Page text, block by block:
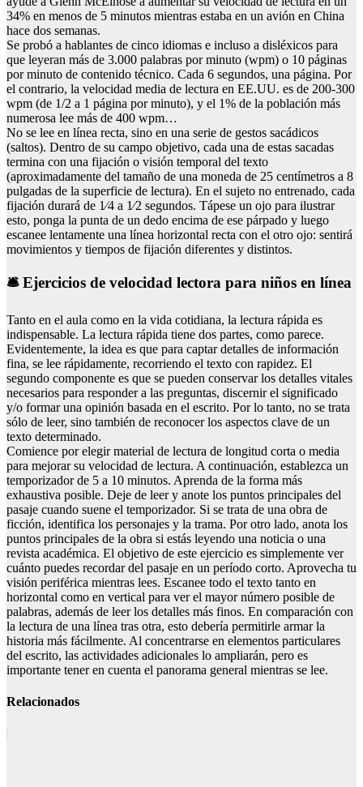
34% en menos de 5 minutos mientras estaba en un avión en China
hace dos semanas.
Se probó a hablantes de cinco idiomas e incluso a disléxicos para
que leyeran más de 3.000 palabras por minuto (wpm) o 10 páginas
por minuto de contenido técnico. Cada 6 segundos, una página. Por
el contrario, la velocidad media de lectura en EE.UU. es de 200-300
wpm (de 1/2 a 1 página por minuto), y el 1% de la población más
numerosa lee más de 400 wpm…
No se lee en línea recta, sino en una serie de gestos sacádicos
(saltos). Dentro de su campo objetivo, cada una de estas sacadas
termina con una fijación o visión temporal del texto
(aproximadamente del tamaño de una moneda de 25 centímetros a 8
pulgadas de la superficie de lectura). En el sujeto no entrenado, cada
fijación durará de 1⁄4 a 1⁄2 segundos. Tápese un ojo para ilustrar
esto, ponga la punta de un dedo encima de ese párpado y luego
escanee lentamente una línea horizontal recta con el otro ojo: sentirá
movimientos y tiempos de fijación diferentes y distintos.
🛎 Ejercicios de velocidad lectora para niños en línea
Tanto en el aula como en la vida cotidiana, la lectura rápida es
indispensable. La lectura rápida tiene dos partes, como parece.
Evidentemente, la idea es que para captar detalles de información
fina, se lee rápidamente, recorriendo el texto con rapidez. El
segundo componente es que se pueden conservar los detalles vitales
necesarios para responder a las preguntas, discernir el significado
y/o formar una opinión basada en el escrito. Por lo tanto, no se trata
sólo de leer, sino también de reconocer los aspectos clave de un
texto determinado.
Comience por elegir material de lectura de longitud corta o media
para mejorar su velocidad de lectura. A continuación, establezca un
temporizador de 5 a 10 minutos. Aprenda de la forma más
exhaustiva posible. Deje de leer y anote los puntos principales del
pasaje cuando suene el temporizador. Si se trata de una obra de
ficción, identifica los personajes y la trama. Por otro lado, anota los
puntos principales de la obra si estás leyendo una noticia o una
revista académica. El objetivo de este ejercicio es simplemente ver
cuánto puedes recordar del pasaje en un período corto. Aprovecha tu
visión periférica mientras lees. Escanee todo el texto tanto en
horizontal como en vertical para ver el mayor número posible de
palabras, además de leer los detalles más finos. En comparación con
la lectura de una línea tras otra, esto debería permitirle armar la
historia más fácilmente. Al concentrarse en elementos particulares
del escrito, las actividades adicionales lo ampliarán, pero es
importante tener en cuenta el panorama general mientras se lee.
Relacionados